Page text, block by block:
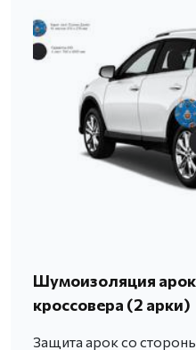
Шумоизоляция
кроссовера (2 арки)
Защита арок со